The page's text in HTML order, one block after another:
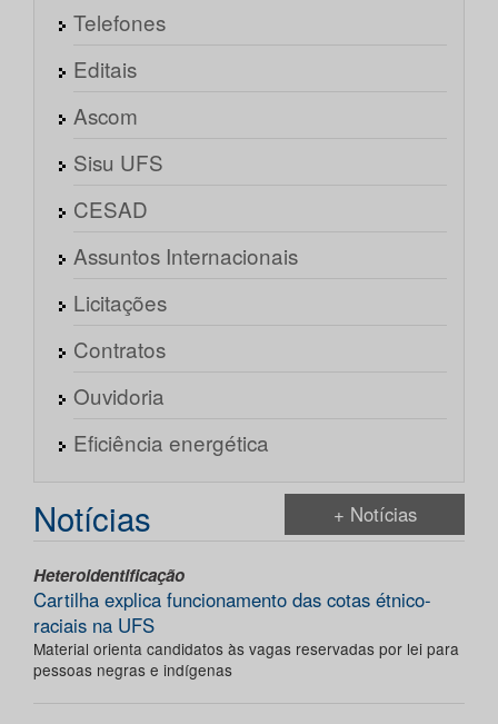
Telefones
Editais
Ascom
Sisu UFS
CESAD
Assuntos Internacionais
Licitações
Contratos
Ouvidoria
Eficiência energética
Notícias + Notícias
Heteroidentificação
Cartilha explica funcionamento das cotas étnico-
raciais na UFS
Material orienta candidatos às vagas reservadas por lei para
pessoas negras e indígenas